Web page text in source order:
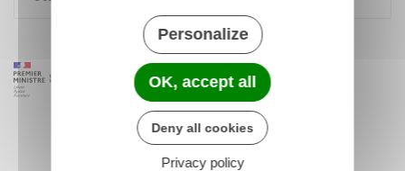
Personalize
OK, accept all
Deny all cookies
Privacy policy